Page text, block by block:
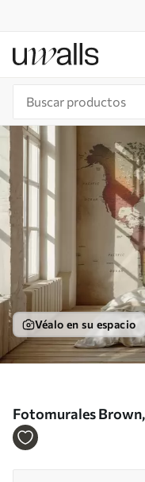
Véalo en su espacio
Fotomurales
u64316